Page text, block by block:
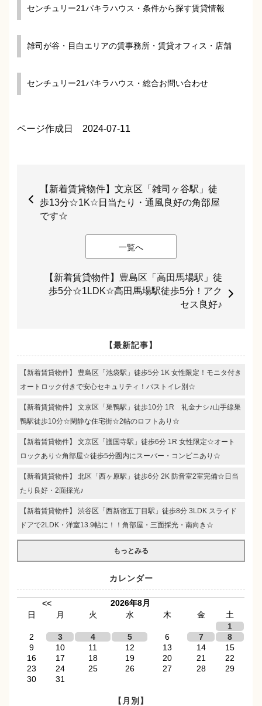
センチュリー21パキラハウス・条件から探す賃貸情報
雑司が谷・目白エリアの賃事務所・賃貸オフィス・店舗
センチュリー21パキラハウス・総合お問い合わせ
ページ作成日 2024-07-11
【新着賃貸物件】文京区「雑司ヶ谷駅」徒
歩13分☆1K☆日当たり・通風良好の角部屋
です☆
一覧へ
【新着賃貸物件】豊島区「高田馬場駅」徒
歩5分☆1LDK☆高田馬場駅徒歩5分！アク
セス良好♪
【最新記事】
【新着賃貸物件】 豊島区「池袋駅」徒歩5分 1K 女性限定！モニタ付き
オートロック付きで安心セキュリティ！バストイレ別☆
【新着賃貸物件】 文京区「巣鴨駅」徒歩10分 1R 礼金ナシ♪山手線巣
鴨駅徒歩10分☆閑静な住宅街☆2帖のロフトあり☆
【新着賃貸物件】 文京区「護国寺駅」徒歩6分 1R 女性限定☆オート
ロックあり☆角部屋☆徒歩5分圏内にスーパー・コンビニあり☆
【新着賃貸物件】 北区「西ヶ原駅」徒歩6分 2K 防音室2室完備☆日当
たり良好・2面採光♪
【新着賃貸物件】 渋谷区「西新宿五丁目駅」徒歩8分 3LDK スライド
ドアで2LDK・洋室13.9帖に！！角部屋・三面採光・南向き☆
もっとみる
カレンダー
<<
2026年8月
日
月 火 水 木 金
土
1
2
3 4 5 6 7
8
9
10 11 12 13 14
15
16
17 18 19 20 21
22
23
24 25 26 27 28
29
30
31
【月別】